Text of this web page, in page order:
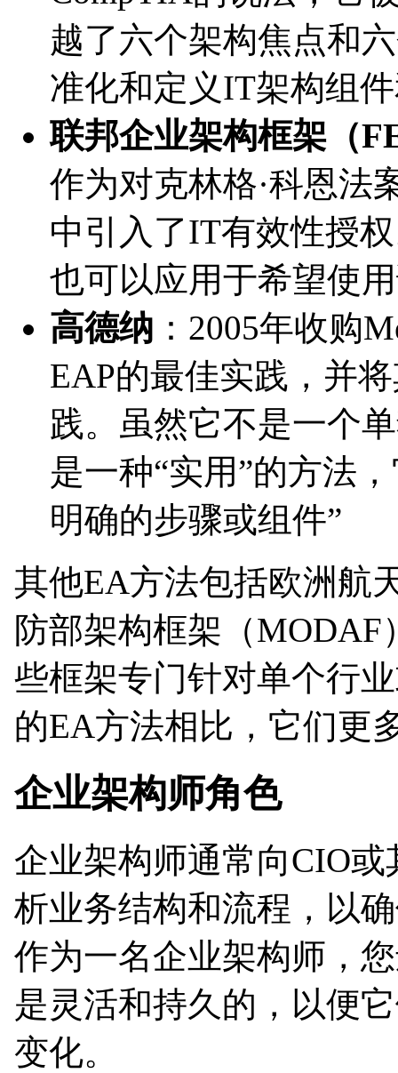
越了六个架构焦点和
准化和定义IT架构组
联邦企业架构框架（
作为对克林格·科恩法
中引入了IT有效性授
也可以应用于希望使
高德纳 ：2005年收购
EAP的最佳实践，并
践。虽然它不是一个
是一种“实用”的方法
明确的步骤或组件”
其他EA方法包括欧洲航
防部架构框架（MODAF
些框架专门针对单个行
的EA方法相比，它们更
企业架构师角色
企业架构师通常向CIO
析业务结构和流程，以
作为一名企业架构师，
是灵活和持久的，以便
变化。